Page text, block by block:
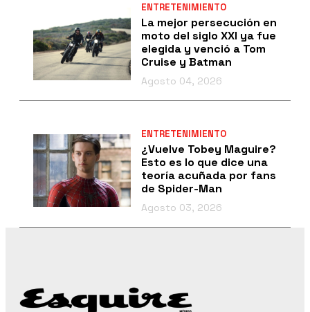
ENTRETENIMIENTO
La mejor persecución en
moto del siglo XXI ya fue
elegida y venció a Tom
Cruise y Batman
Agosto 04, 2026
ENTRETENIMIENTO
¿Vuelve Tobey Maguire?
Esto es lo que dice una
teoría acuñada por fans
de Spider-Man
Agosto 03, 2026